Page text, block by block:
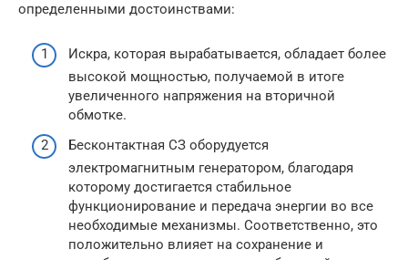
определенными достоинствами:
Искра, которая вырабатывается, обладает более
высокой мощностью, получаемой в итоге
увеличенного напряжения на вторичной
обмотке.
Бесконтактная СЗ оборудуется
электромагнитным генератором, благодаря
которому достигается стабильное
функционирование и передача энергии во все
необходимые механизмы. Соответственно, это
положительно влияет на сохранение и